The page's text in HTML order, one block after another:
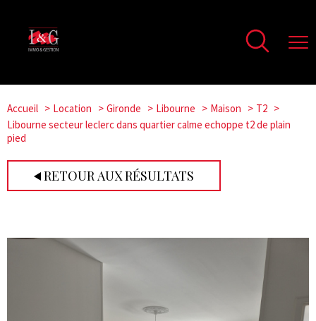
Accueil Location Gironde Libourne Maison
T2
Libourne secteur leclerc dans quartier calme echoppe t2 de plain
pied
RETOUR AUX RÉSULTATS